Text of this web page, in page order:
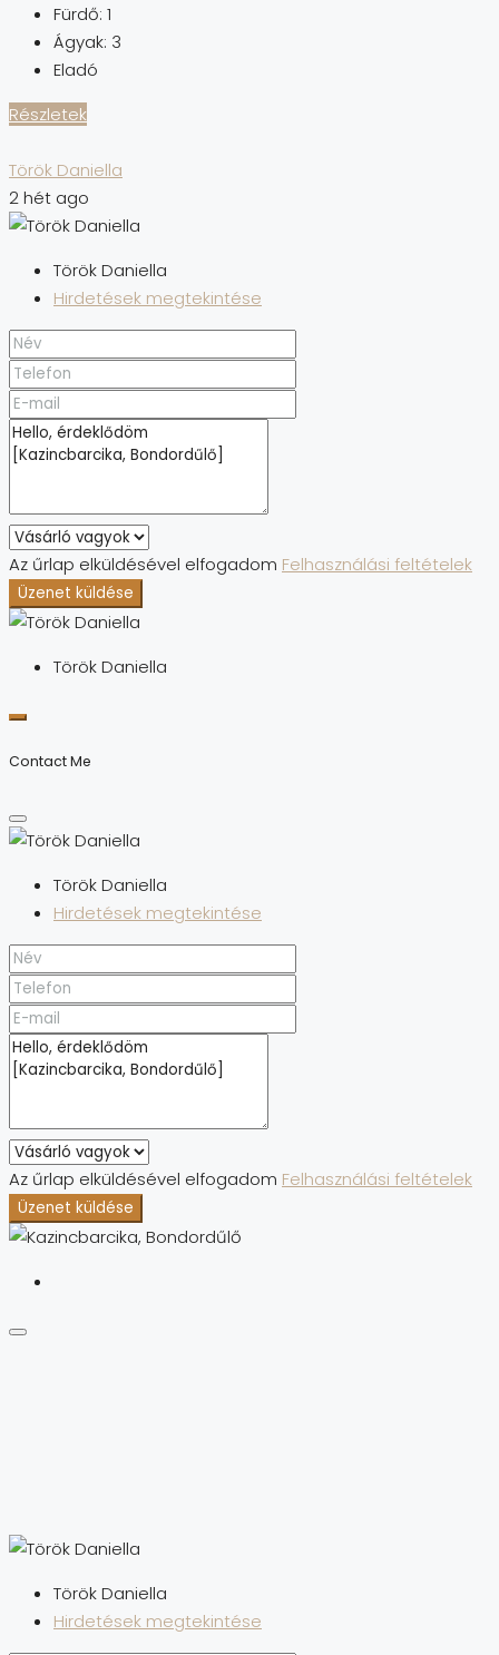
Fürdő: 1
Ágyak: 3
Eladó
Részletek
Török Daniella
2 hét ago
Török Daniella
Hirdetések megtekintése
Az űrlap elküldésével elfogadom Felhasználási feltételek
Üzenet küldése
Török Daniella
Contact Me
Török Daniella
Hirdetések megtekintése
Az űrlap elküldésével elfogadom Felhasználási feltételek
Üzenet küldése
Török Daniella
Hirdetések megtekintése